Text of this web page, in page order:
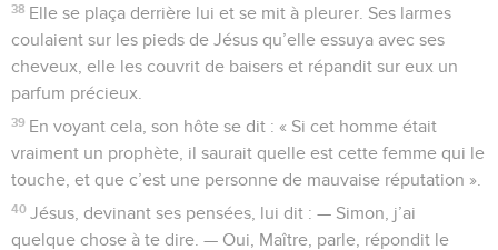
38 Elle se plaça derrière lui et se mit à pleurer. Ses larmes
coulaient sur les pieds de Jésus qu’elle essuya avec ses
cheveux, elle les couvrit de baisers et répandit sur eux un
parfum précieux.
39 En voyant cela, son hôte se dit : « Si cet homme était
vraiment un prophète, il saurait quelle est cette femme qui le
touche, et que c’est une personne de mauvaise réputation ».
40 Jésus, devinant ses pensées, lui dit : — Simon, j’ai
quelque chose à te dire. — Oui, Maître, parle, répondit le